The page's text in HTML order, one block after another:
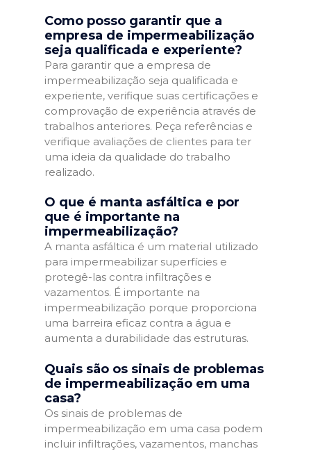
Como posso garantir que a
empresa de impermeabilização
seja qualificada e experiente?
Para garantir que a empresa de
impermeabilização seja qualificada e
experiente, verifique suas certificações e
comprovação de experiência através de
trabalhos anteriores. Peça referências e
verifique avaliações de clientes para ter
uma ideia da qualidade do trabalho
realizado.
O que é manta asfáltica e por
que é importante na
impermeabilização?
A manta asfáltica é um material utilizado
para impermeabilizar superfícies e
protegê-las contra infiltrações e
vazamentos. É importante na
impermeabilização porque proporciona
uma barreira eficaz contra a água e
aumenta a durabilidade das estruturas.
Quais são os sinais de problemas
de impermeabilização em uma
casa?
Os sinais de problemas de
impermeabilização em uma casa podem
incluir infiltrações, vazamentos, manchas